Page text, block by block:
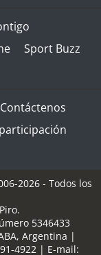
Sport Buzz
Contáctenos
2026 - Todos los
5346433
Argentina |
4922| E-mail: